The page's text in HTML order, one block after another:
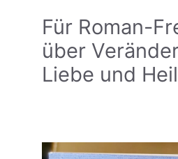
Für Roman-
über
Liebe und